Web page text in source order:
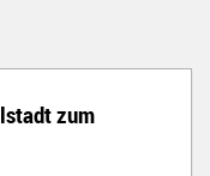
zum